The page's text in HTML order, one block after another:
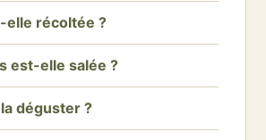
elle récoltée ?
est-elle salée ?
déguster ?